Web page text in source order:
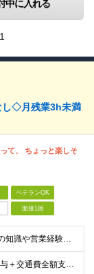
中に入れる
し◇月残業3h未満
て、 ちょっと楽しそ
ベテランOK
面接1回
学歴不問／未経験歓迎 IT業界の知識や営業経験は問いません。 大切にしたいのは、これまでの経歴よりも「人と話すことが好き」「チームで仕事を進めたい」という気持ちです。 ◆ こんな方とお会いしたいで
《経験者》 月給27万円～＋賞与＋交通費全額支給 《未経験者》 月給23万円～＋賞与＋交通費全額支給 ※上記月給には固定残業代（20時間分／《経験者》34,000円～《未経験者》31,100円～）